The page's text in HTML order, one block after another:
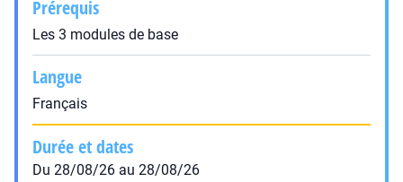
Prérequis
Les 3 modules de base
Langue
Français
Durée et dates
Du 28/08/26 au 28/08/26